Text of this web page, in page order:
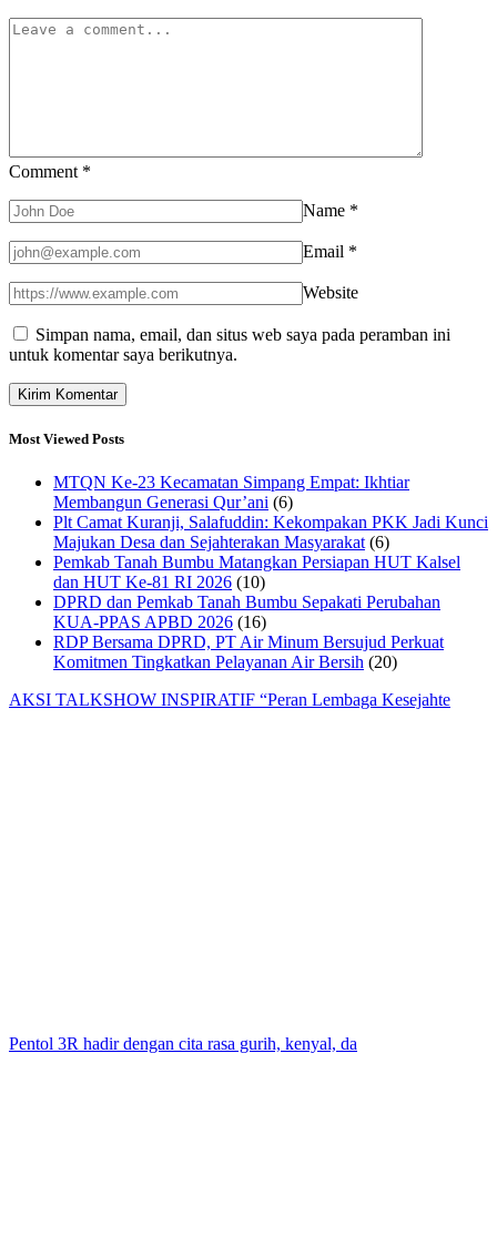
Comment *
Name *
Email *
Website
Simpan nama, email, dan situs web saya pada peramban ini
untuk komentar saya berikutnya.
Most Viewed Posts
MTQN Ke-23 Kecamatan Simpang Empat: Ikhtiar
Membangun Generasi Qur’ani (6)
Plt Camat Kuranji, Salafuddin: Kekompakan PKK Jadi Kunci
Majukan Desa dan Sejahterakan Masyarakat (6)
Pemkab Tanah Bumbu Matangkan Persiapan HUT Kalsel
dan HUT Ke-81 RI 2026 (10)
DPRD dan Pemkab Tanah Bumbu Sepakati Perubahan
KUA-PPAS APBD 2026 (16)
RDP Bersama DPRD, PT Air Minum Bersujud Perkuat
Komitmen Tingkatkan Pelayanan Air Bersih (20)
AKSI TALKSHOW INSPIRATIF “Peran Lembaga Kesejahte
Pentol 3R hadir dengan cita rasa gurih, kenyal, da